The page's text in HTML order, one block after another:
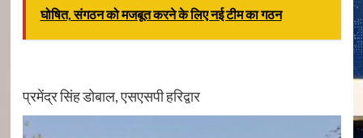
घोषित, संगठन को मजबूत करने के लिए नई टीम का गठन
प्रमेंद्र सिंह डोबाल, एसएसपी हरिद्वार
Video